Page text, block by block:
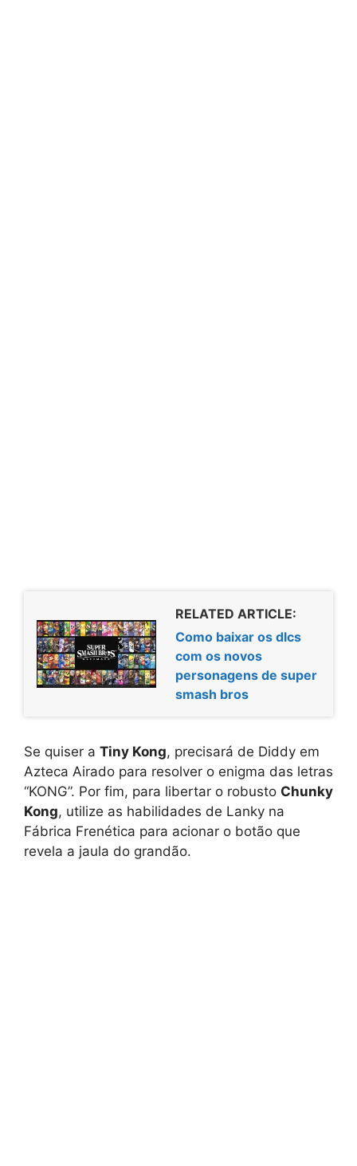
RELATED ARTICLE:
Como baixar os dlcs
com os novos
personagens de super
smash bros
Se quiser a Tiny Kong, precisará de Diddy em
Azteca Airado para resolver o enigma das letras
“KONG”. Por fim, para libertar o robusto Chunky
Kong, utilize as habilidades de Lanky na
Fábrica Frenética para acionar o botão que
revela a jaula do grandão.